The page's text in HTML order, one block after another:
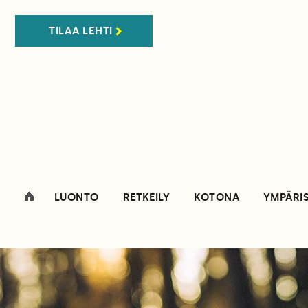
TILAA LEHTI
LUONTO RETKEILY KOTONA